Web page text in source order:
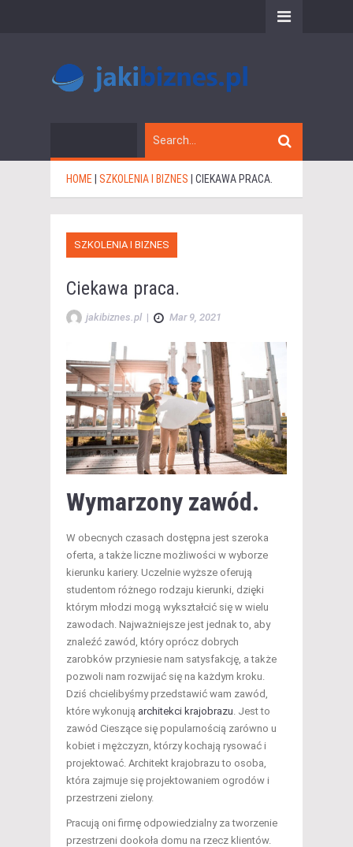
HOME SZKOLENIA I BIZNES CIEKAWA PRACA.
SZKOLENIA I BIZNES
Ciekawa praca.
jakibiznes.pl | Mar 9, 2021
Wymarzony zawód.
W obecnych czasach dostępna jest szeroka
oferta, a także liczne możliwości w wyborze
kierunku kariery. Uczelnie wyższe oferują
studentom różnego rodzaju kierunki, dzięki
którym młodzi mogą wykształcić się w wielu
zawodach. Najważniejsze jest jednak to, aby
znaleźć zawód, który oprócz dobrych
zarobków przyniesie nam satysfakcję, a także
pozwoli nam rozwijać się na każdym kroku.
Dziś chcielibyśmy przedstawić wam zawód,
które wykonują architekci krajobrazu. Jest to
zawód Cieszące się popularnością zarówno u
kobiet i mężczyzn, którzy kochają rysować i
projektować. Architekt krajobrazu to osoba,
która zajmuje się projektowaniem ogrodów i
przestrzeni zielony.
Pracują oni firmę odpowiedzialny za tworzenie
przestrzeni dookoła domu na rzecz klientów.